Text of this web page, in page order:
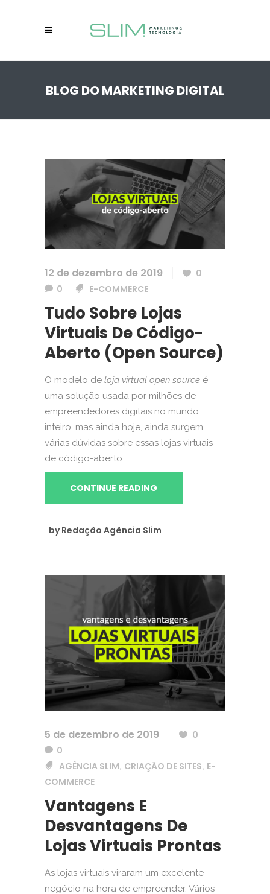
BLOG DO MARKETING DIGITAL
12 de dezembro de 2019
0
0
E-COMMERCE
Tudo Sobre Lojas
Virtuais De Código-
Aberto (Open Source)
O modelo de loja virtual open source é
uma solução usada por milhões de
empreendedores digitais no mundo
inteiro, mas ainda hoje, ainda surgem
várias dúvidas sobre essas lojas virtuais
de código-aberto.
CONTINUE READING
by Redação Agência Slim
5 de dezembro de 2019
0
0
AGÊNCIA SLIM, CRIAÇÃO DE SITES, E-
COMMERCE
Vantagens E
Desvantagens De
Lojas Virtuais Prontas
As lojas virtuais viraram um excelente
negócio na hora de empreender. Vários